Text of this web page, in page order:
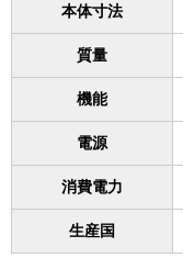
本体寸法
質量
機能
電源
消費電力
生産国